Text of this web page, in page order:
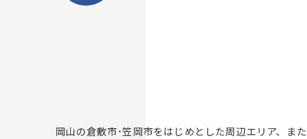
岡山の倉敷市･笠岡市をはじめとした周辺エリア、ま